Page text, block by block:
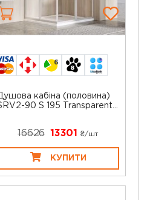
6
кабіна (половина)
90 S 195 Transparent...
16626 13301 ₴/шт
КУПИТИ